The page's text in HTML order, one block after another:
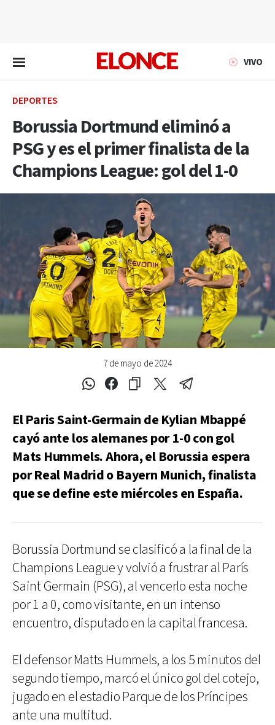
VIVO
DEPORTES
Borussia Dortmund eliminó a
PSG y es el primer finalista de la
Champions League: gol del 1-0
7 de mayo de 2024
El Paris Saint-Germain de Kylian Mbappé
cayó ante los alemanes por 1-0 con gol
Mats Hummels. Ahora, el Borussia espera
por Real Madrid o Bayern Munich, finalista
que se define este miércoles en España.
Borussia Dortmund se clasificó a la final de la
Champions League y volvió a frustrar al París
Saint Germain (PSG), al vencerlo esta noche
por 1 a 0, como visitante, en un intenso
encuentro, disputado en la capital francesa.
El defensor Matts Hummels, a los 5 minutos del
segundo tiempo, marcó el único gol del cotejo,
jugado en el estadio Parque de los Príncipes
ante una multitud.